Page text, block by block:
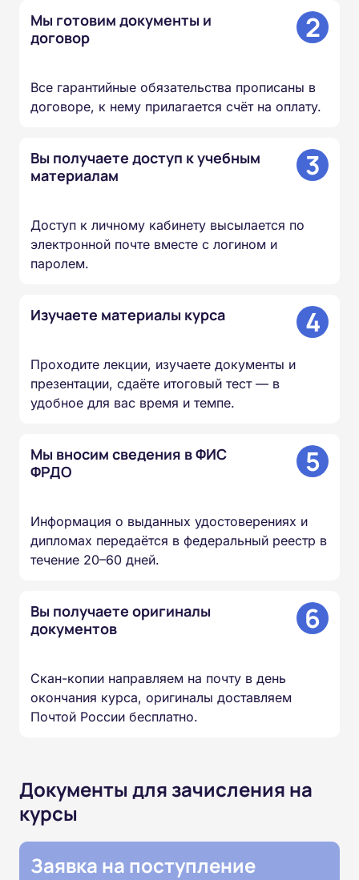
Мы готовим документы и
договор
2
Все гарантийные обязательства прописаны в
договоре, к нему прилагается счёт на оплату.
Вы получаете доступ к учебным
материалам
3
Доступ к личному кабинету высылается по
электронной почте вместе с логином и
паролем.
Изучаете материалы курса 4
Проходите лекции, изучаете документы и
презентации, сдаёте итоговый тест — в
удобное для вас время и темпе.
Мы вносим сведения в ФИС
ФРДО
5
Информация о выданных удостоверениях и
дипломах передаётся в федеральный реестр в
течение 20–60 дней.
Вы получаете оригиналы
документов
6
Скан-копии направляем на почту в день
окончания курса, оригиналы доставляем
Почтой России бесплатно.
Документы для зачисления на
курсы
Заявка на поступление